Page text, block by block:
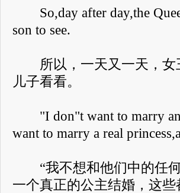
So,day after day,the
son to see.
所以，一天又一天，女
儿子看看。
"I don"t want to marry
want to marry a real
“我不想和他们中的任何
一个真正的公主结婚，这些